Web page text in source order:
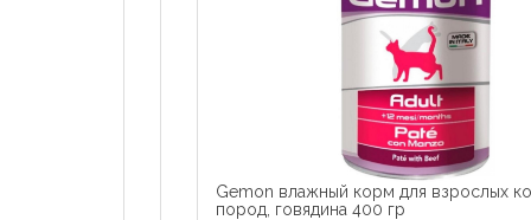
Gemon влажный корм для взрослых
пород, говядина 400 гр